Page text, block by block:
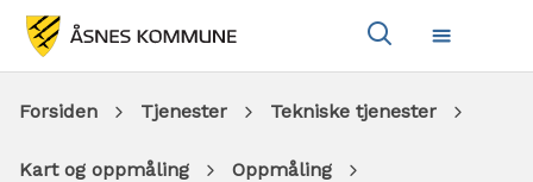
Meny
Du
er
Forsiden Tjenester Tekniske tjenester
Kart og oppmåling Oppmåling